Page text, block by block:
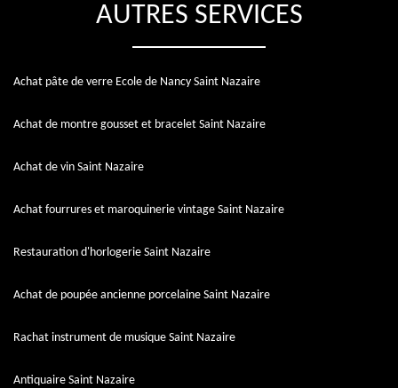
AUTRES SERVICES
Achat pâte de verre Ecole de Nancy Saint Nazaire
Achat de montre gousset et bracelet Saint Nazaire
Achat de vin Saint Nazaire
Achat fourrures et maroquinerie vintage Saint Nazaire
Restauration d'horlogerie Saint Nazaire
Achat de poupée ancienne porcelaine Saint Nazaire
Rachat instrument de musique Saint Nazaire
Antiquaire Saint Nazaire